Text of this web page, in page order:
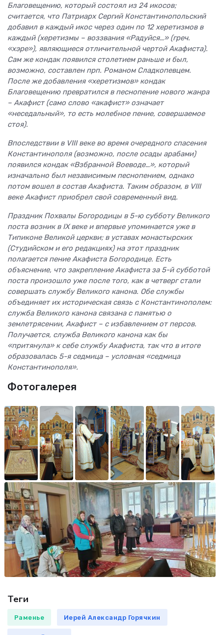
Благовещению, который состоял из 24 икосов;
считается, что Патриарх Сергий Константинопольский
добавил в каждый икос через один по 12 херетизмов в
каждый (херетизмы – воззвания «Радуйся…» (греч.
«хэре»), являющиеся отличительной чертой Акафиста).
Сам же кондак появился столетием раньше и был,
возможно, составлен прп. Романом Сладкопевцем.
После же добавления «херетизмов» кондак
Благовещению превратился в песнопение нового жанра
– Акафист (само слово «акафист» означает
«неседальный», то есть молебное пение, совершаемое
стоя).
Впоследствии в VIII веке во время очередного спасения
Константинополя (возможно, после осады арабами)
появился кондак «Взбранной Воеводе…», который
изначально был независимым песнопением, однако
потом вошел в состав Акафиста. Таким образом, в VIII
веке Акафист приобрел свой современный вид.
Праздник Похвалы Богородицы в 5-ю субботу Великого
поста возник в IX веке и впервые упоминается уже в
Типиконе Великой церкви; в уставах монастырских
(Студийском и его редакциях) на этот праздник
полагается пение Акафиста Богородице. Есть
объяснение, что закрепление Акафиста за 5-й субботой
поста произошло уже после того, как в четверг стали
совершать службу Великого канона. Обе службы
объединяет их историческая связь с Константинополем:
служба Великого канона связана с памятью о
землетрясении, Акафист – с избавлением от персов.
Получается, служба Великого канона как бы
«притянула» к себе службу Акафиста, так что в итоге
образовалась 5-я седмица – условная «седмица
Константинополя».
Фотогалерея
Теги
Раменье Иерей Александр Горячкин